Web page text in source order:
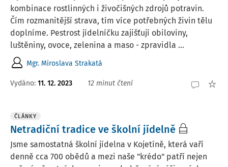
kombinace rostlinných i živočišných zdrojů potravin.
Čím rozmanitější strava, tím více potřebných živin tělu
doplníme. Pestrost jídelníčku zajišťují obiloviny,
luštěniny, ovoce, zelenina a maso - zpravidla ...
Mgr. Miroslava Strakatá
Vydáno: 11. 12. 2023 12 minut čtení
ČLÁNKY
Netradiční tradice ve školní jídelně
Jsme samostatná školní jídelna v Kojetíně, která vaří
denně cca 700 obědů a mezi naše "krédo" patří nejen